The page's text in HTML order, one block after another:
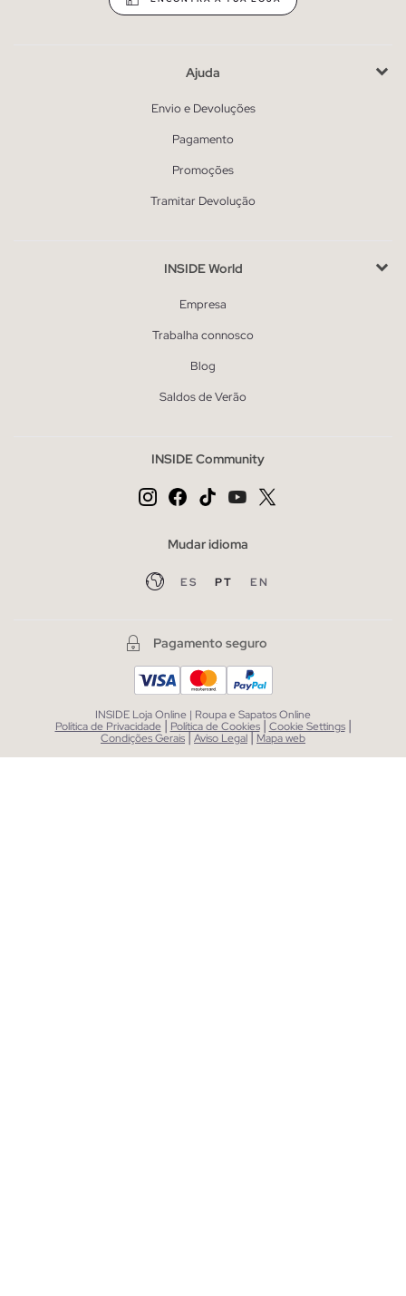
Ajuda
Envio e Devoluções
Pagamento
Promoções
Tramitar Devolução
INSIDE World
Empresa
Trabalha connosco
Blog
Saldos de Verão
INSIDE Community
Mudar idioma
ES PT EN
Pagamento seguro
INSIDE Loja Online | Roupa e Sapatos Online
Política de Privacidade | Política de Cookies | Cookie Settings |
Condições Gerais|Aviso Legal| Mapa web